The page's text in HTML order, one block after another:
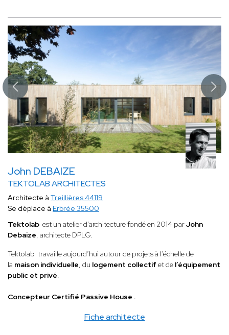
John DEBAIZE
TEKTOLAB ARCHITECTES
Fiche architecte
Architecte à Treillières 44119
Se déplace à Erbrée 35500
Tektolab est un atelier d’architecture fondé en 2014 parJohn
Debaize, architecte DPLG.
Tektolab travaille aujourd’hui autour de projets à l’échelle de
la maison individuelle, du logement collectif et de l’équipement
public et privé.
Concepteur Certifié Passive House .